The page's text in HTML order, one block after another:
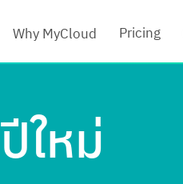
Why MyCloud Pricing
ปีใหม่